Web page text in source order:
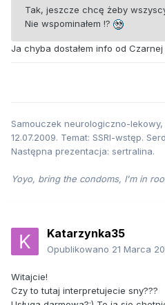
Tak, jeszcze chcę żeby
Nie wspominałem !?
Ja chyba dostałem info od
Samouczek neurologiczno-
12.07.2009. Temat: SSRI-wstęp.
Następna prezentacja: sertralina.
Yoyo, bring the condoms, I'm in
Katarzynka35
Opublikowano 21 Marca
Witajcie!
Czy to tutaj interpretujecie sny???